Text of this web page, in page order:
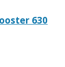
630